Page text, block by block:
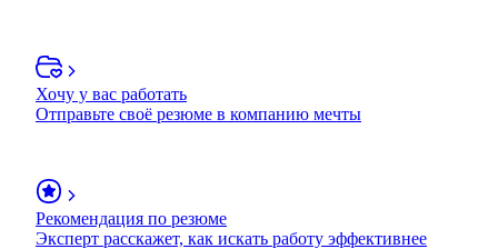
Хочу у вас работать
Отправьте своё резюме в компанию мечты
Рекомендация по резюме
Эксперт расскажет, как искать работу эффективнее